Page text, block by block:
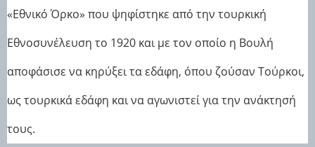
«Εθνικό Όρκο» που ψηφίστηκε από την τουρκική
Εθνοσυνέλευση το 1920 και με τον οποίο η Βουλή
αποφάσισε να κηρύξει τα εδάφη, όπου ζούσαν Τούρκοι,
ως τουρκικά εδάφη και να αγωνιστεί για την ανάκτησή
τους.